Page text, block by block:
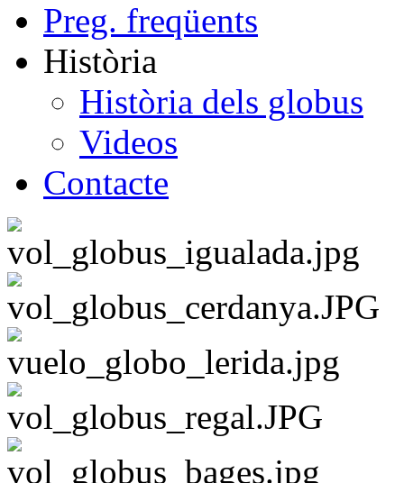
Preg. freqüents
Història
Història dels globus
Videos
Contacte